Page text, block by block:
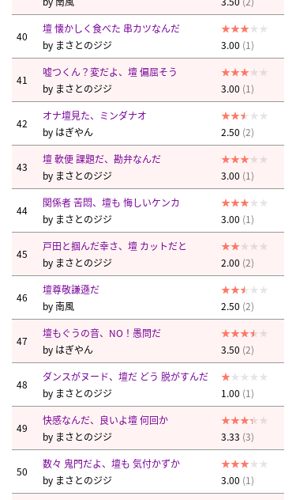
40
壇 懐かしく食べた 串カツなんだ
by まさとのジジ 3.00 (1)
41
嘘つくん？変だよ、壇 偏屈そう
by まさとのジジ 3.00 (1)
42
オナ壇見た、ミンダナオ
by はぎやん 2.50 (2)
43
壇 軟便 課題だ、勘弁なんだ
by まさとのジジ 3.00 (1)
44
関係者 苦悶、壇も 悔しいケンカ
by まさとのジジ 3.00 (1)
45
戸田と掴んだ幸さ、壇 カットだと
by まさとのジジ 2.00 (2)
46
壇尊敬謙遜だ
by南風 2.50 (2)
47
壇もぐうの音、NO！愚問だ
by はぎやん 3.50 (2)
48
ダンスがヌード、壇だ どう 脱がすんだ
by まさとのジジ 1.00 (1)
49
快感なんだ、良いよ壇 何回か
by まさとのジジ 3.33 (3)
50
数々 鬼門だよ、壇も 気付かずか
by まさとのジジ 3.00 (1)